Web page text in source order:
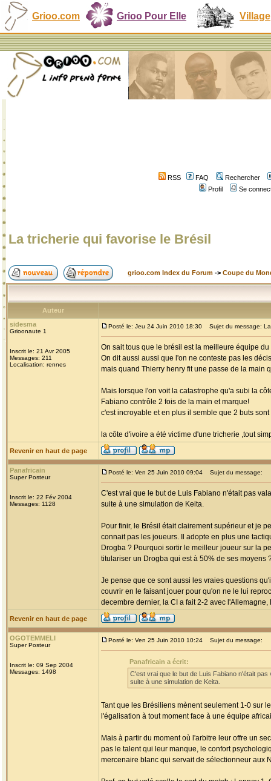
Grioo.com Grioo Pour Elle Village
RSS FAQ
Rechercher
Profil
Se
La tricherie qui favorise le Brésil
grioo.com Index du Forum -> Coupe du
Auteur
sidesma
Grioonaute 1
Inscrit le: 21 Avr 2005
Messages: 211
Localisation: rennes
Posté le: Jeu 24 Juin 2010 18:30 Sujet du message:
On sait tous que le brésil est la meilleure équipe
On dit aussi aussi que l'on ne conteste pas les
mais quand Thierry henry fit une passe de la main
Mais lorsque l'on voit la catastrophe qu'a subi la
Fabiano contrôle 2 fois de la main et marque!
c'est incroyable et en plus il semble que 2 buts
la côte d'ivoire a été victime d'une tricherie ,tout
Revenir en haut de page
Panafricain
Super Posteur
Inscrit le: 22 Fév 2004
Messages: 1128
Posté le: Ven 25 Juin 2010 09:04 Sujet du message:
C'est vrai que le but de Luis Fabiano n'était pas
suite à une simulation de Keita.
Pour finir, le Brésil était clairement supérieur et je
connait pas les joueurs. Il adopte en plus une
Drogba ? Pourquoi sortir le meilleur joueur sur la
titulariser un Drogba qui est à 50% de ses moyens
Je pense que ce sont aussi les vraies questions
couvrir en le faisant jouer pour qu'on ne le lui
decembre dernier, la CI a fait 2-2 avec
Revenir en haut de page
OGOTEMMELI
Super Posteur
Inscrit le: 09 Sep 2004
Messages: 1498
Posté le: Ven 25 Juin 2010 10:24 Sujet du message:
Panafricain a écrit:
C'est vrai que le but de Luis Fabiano n'était
suite à une simulation de Keita.
Tant que les Brésiliens mènent seulement 1-0 sur
l'égalisation à tout moment face à une équipe
Mais à partir du moment où l'arbitre leur offre un
pas le talent qui leur manque, le confort
mercenaire blanc qui servait de sélectionneur aux